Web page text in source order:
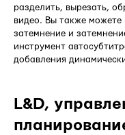
разделить, вырезать,
видео. Вы также можете
затемнение и
инструмент
добавления
L&D,